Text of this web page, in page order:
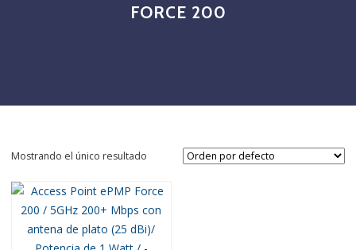
FORCE 200
Mostrando el único resultado